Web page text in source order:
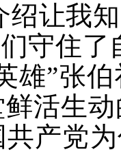
绍让我
守住
雄”张
活生
产党